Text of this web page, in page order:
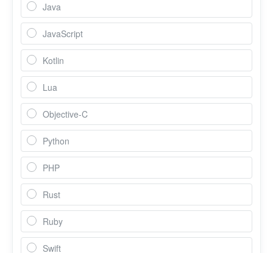
Java
JavaScript
Kotlin
Lua
Objective-C
Python
PHP
Rust
Ruby
Swift